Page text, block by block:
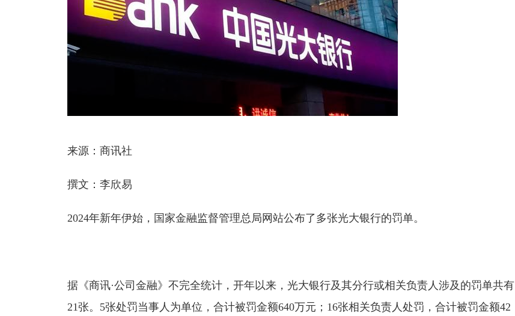
来源：商讯社
撰文：李欣易
2024年新年伊始，国家金融监督管理总局网站公布了多张光大银行的罚单。
据《商讯·公司金融》不完全统计，开年以来，光大银行及其分行或相关负责人涉及的罚单共有
21张。5张处罚当事人为单位，合计被罚金额640万元；16张相关负责人处罚，合计被罚金额42